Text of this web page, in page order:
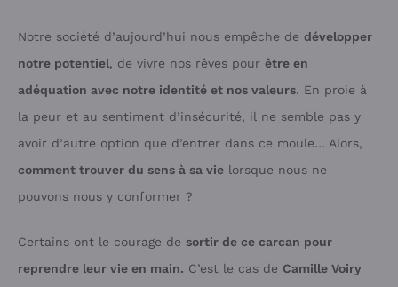
Notre société d’aujourd’hui nous empêche de développer
notre potentiel, de vivre nos rêves pour être en
adéquation avec notre identité et nos valeurs. En proie à
la peur et au sentiment d’insécurité, il ne semble pas y
avoir d’autre option que d’entrer dans ce moule… Alors,
comment trouver du sens à sa vie lorsque nous ne
pouvons nous y conformer ?
Certains ont le courage de sortir de ce carcan pour
reprendre leur vie en main. C’est le cas de Camille Voiry